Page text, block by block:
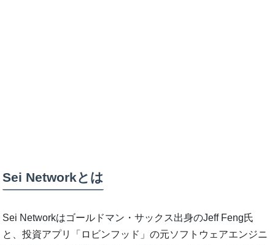
Sei Networkとは
Sei Networkはゴールドマン・サックス出身のJeff Feng氏
と、投資アプリ「ロビンフッド」の元ソフトウェアエンジニ